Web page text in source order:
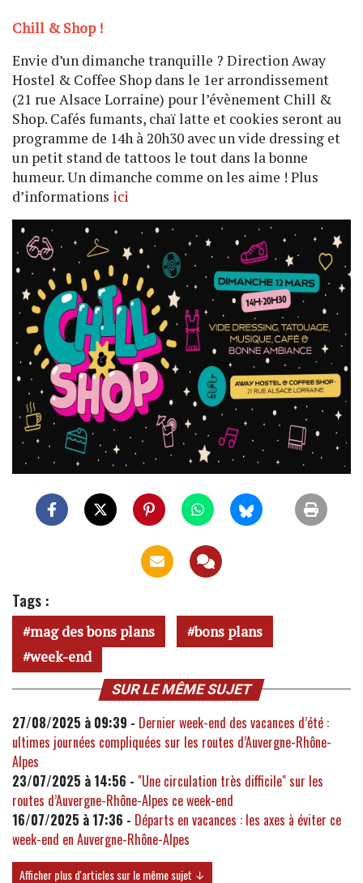
Chill & Shop !
Envie d’un dimanche tranquille ? Direction Away
Hostel & Coffee Shop dans le 1er arrondissement
(21 rue Alsace Lorraine) pour l’évènement Chill &
Shop. Cafés fumants, chaï latte et cookies seront au
programme de 14h à 20h30 avec un vide dressing et
un petit stand de tattoos le tout dans la bonne
humeur. Un dimanche comme on les aime ! Plus
d’informations ici
Tags :
mag des bons plans
bons plans
week-end
SUR LE MÊME SUJET
27/08/2025 à 09:39 - Dernier week-end des vacances d’été :
ultimes journées compliquées sur les routes d’Auvergne-Rhône-
Alpes
23/07/2025 à 14:56 - "Une circulation très difficile" sur les
routes d’Auvergne-Rhône-Alpes ce week-end
16/07/2025 à 17:36 - Départs en vacances : les axes à éviter ce
week-end en Auvergne-Rhône-Alpes
Afficher plus d'articles sur le même sujet ↓